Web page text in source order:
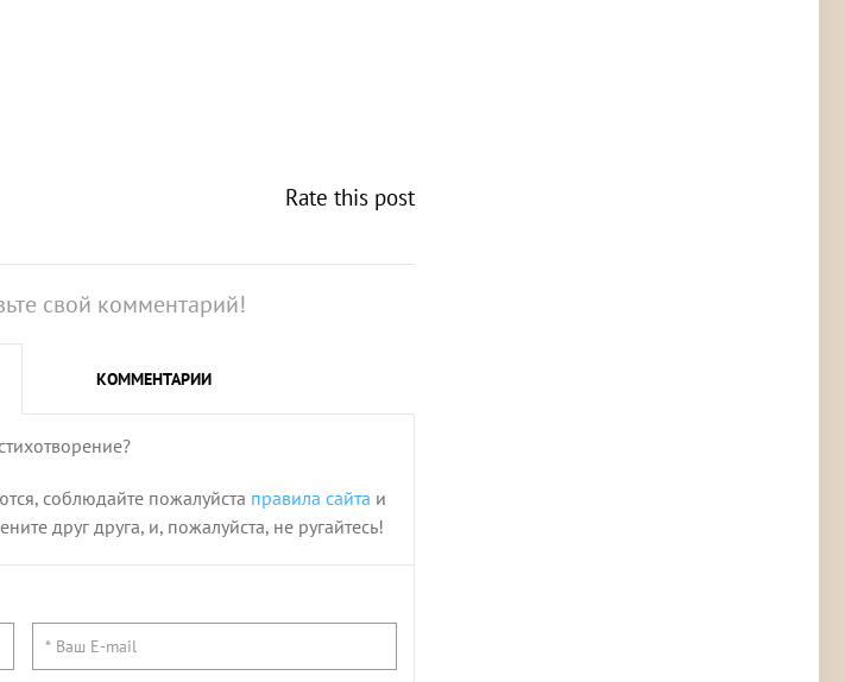
Rate this post
свой комментарий!
КОММЕНТАРИИ
соблюдайте пожалуйста правила сайта и
друг друга, и, пожалуйста, не ругайтесь!